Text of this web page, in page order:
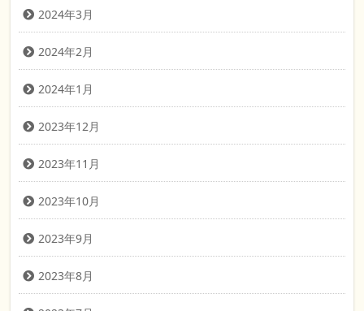
2024年3月
2024年2月
2024年1月
2023年12月
2023年11月
2023年10月
2023年9月
2023年8月